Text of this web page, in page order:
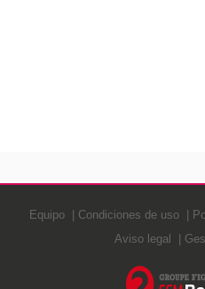
Equipo Condiciones de uso
Aviso legal